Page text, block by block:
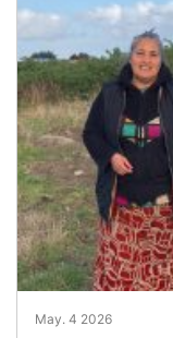
May. 4 2026